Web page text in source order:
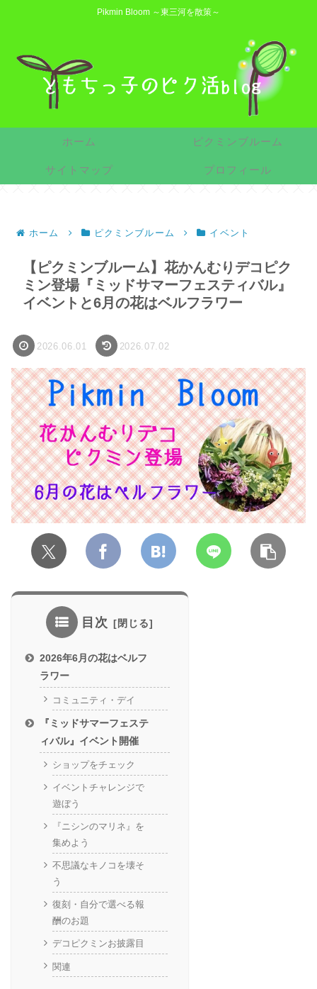
Pikmin Bloom ～東三河を散策～
ホーム ピクミンブルーム
サイトマップ プロフィール
ホーム ピクミンブルーム イベント
【ピクミンブルーム】花かんむりデコピク
ミン登場『ミッドサマーフェスティバル』
イベントと6月の花はベルフラワー
2026.06.01 2026.07.02
目次
2026年6月の花はベルフ
ラワー
コミュニティ・デイ
『ミッドサマーフェステ
ィバル』イベント開催
ショップをチェック
イベントチャレンジで
遊ぼう
『ニシンのマリネ』を
集めよう
不思議なキノコを壊そ
う
復刻・自分で選べる報
酬のお題
デコピクミンお披露目
関連